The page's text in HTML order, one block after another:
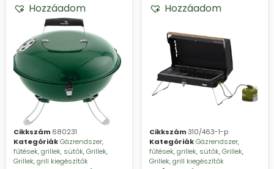
Hozzáadom
Cikkszám 680231
KategóriákGázrendszer,
fűtések, grillek, sütők,Grillek,
Grillek, grill kiegészítők
Hozzáadom
Cikkszám 310/463-1-p
KategóriákGázrendszer,
fűtések, grillek, sütők,Grillek,
Grillek, grill kiegészítők